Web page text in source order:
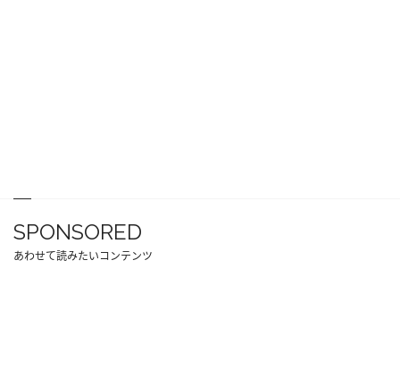
SPONSORED
あわせて読みたいコンテンツ